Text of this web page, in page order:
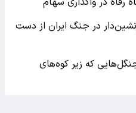
سرنشین‌دار در جنگ ایران از دست
که زیر کوه‌های